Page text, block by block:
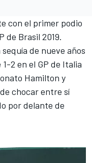
con el primer podio
de Brasil 2019.
de nueve años
2 en el GP de Italia
Hamilton y
chocar entre sí
por delante de